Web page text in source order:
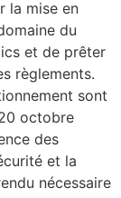
la mise en
du
et de prêter
règlements.
sont
octobre
des
et la
nécessaire